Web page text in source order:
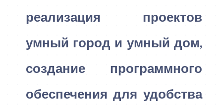
реализация проектов
умный город и умный дом,
создание программного
обеспечения для удобства